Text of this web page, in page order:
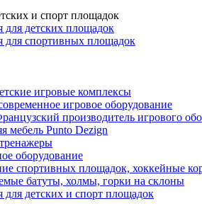
и спорт площадок
детских площадок
для спортивных площадок
игровые комплексы
игровое оборудование
производитель игрового
мебель Punto Dezign
оборудование
спортивных площадок, хоккейные
батуты, холмы, горки на склоны
детских и спорт площадок